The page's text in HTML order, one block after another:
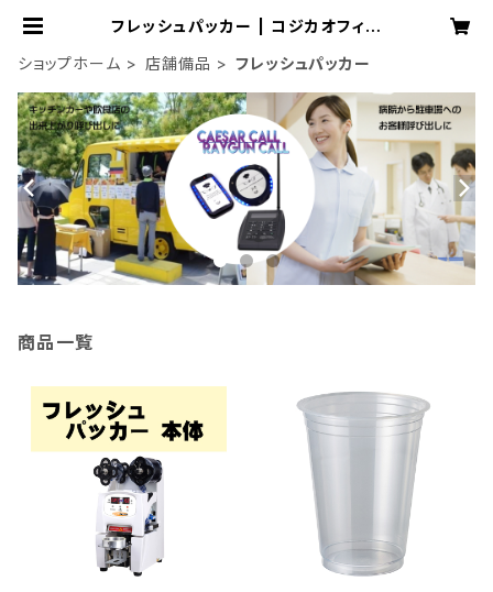
フレッシュパッカー | コジカオフィシ
ショップホーム
店舗備品 フレッシュパッカー
商品一覧